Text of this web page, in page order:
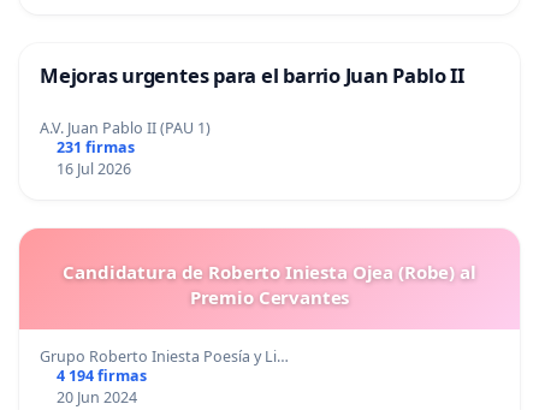
Mejoras urgentes para el barrio Juan Pablo II
A.V. Juan Pablo II (PAU 1)
231 firmas
16 Jul 2026
Candidatura de Roberto Iniesta Ojea (Robe) al
Premio Cervantes
Grupo Roberto Iniesta Poesía y Li…
4 194 firmas
20 Jun 2024